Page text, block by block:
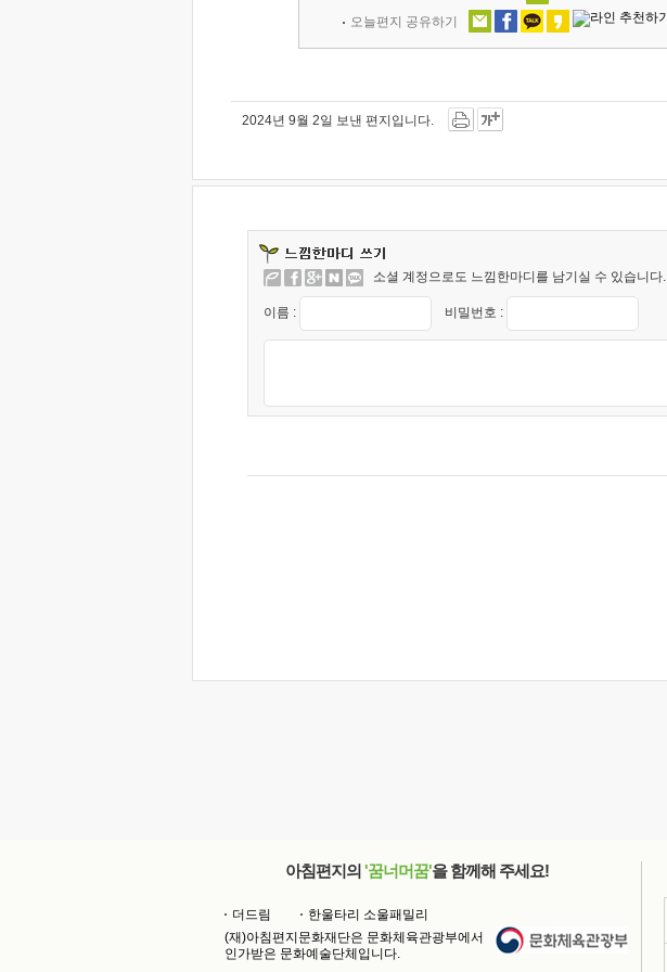
오늘편지 공유하기
2024년 9월 2일 보낸 편지입니다.
소셜 계정으로도 느낌한마디를 남기실 수 있습니다.
이름 : 비밀번호 :
아침편지의 '꿈너머꿈'을 함께해 주세요!
더드림
한울타리 소울패밀리
(재)아침편지문화재단은 문화체육관광부에서
인가받은 문화예술단체입니다.